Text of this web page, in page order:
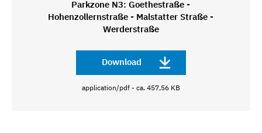
Parkzone N3: Goethestraße -
Hohenzollernstraße - Malstatter Straße -
Werderstraße
Download
application/pdf - ca. 457,56 KB